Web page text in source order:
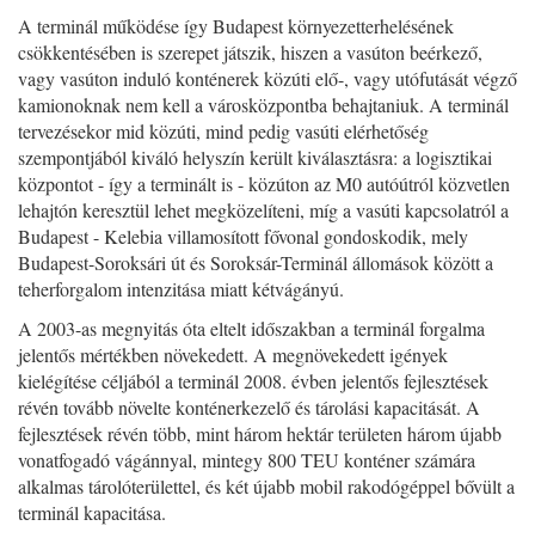
A terminál működése így Budapest környezetterhelésének
csökkentésében is szerepet játszik, hiszen a vasúton beérkező,
vagy vasúton induló konténerek közúti elő-, vagy utófutását végző
kamionoknak nem kell a városközpontba behajtaniuk. A terminál
tervezésekor mid közúti, mind pedig vasúti elérhetőség
szempontjából kiváló helyszín került kiválasztásra: a logisztikai
központot - így a terminált is - közúton az M0 autóútról közvetlen
lehajtón keresztül lehet megközelíteni, míg a vasúti kapcsolatról a
Budapest - Kelebia villamosított fővonal gondoskodik, mely
Budapest-Soroksári út és Soroksár-Terminál állomások között a
teherforgalom intenzitása miatt kétvágányú.
A 2003-as megnyitás óta eltelt időszakban a terminál forgalma
jelentős mértékben növekedett. A megnövekedett igények
kielégítése céljából a terminál 2008. évben jelentős fejlesztések
révén tovább növelte konténerkezelő és tárolási kapacitását. A
fejlesztések révén több, mint három hektár területen három újabb
vonatfogadó vágánnyal, mintegy 800 TEU konténer számára
alkalmas tárolóterülettel, és két újabb mobil rakodógéppel bővült a
terminál kapacitása.